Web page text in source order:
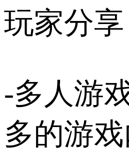
玩家分享
-多人游
多的游